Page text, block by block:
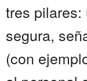
tres
segura,
(con